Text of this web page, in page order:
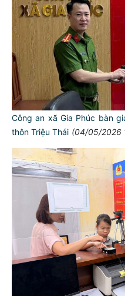
Công an xã Gia Phúc bàn
thôn Triệu Thái (04/05/2026